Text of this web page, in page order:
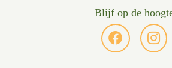
Blijf op de